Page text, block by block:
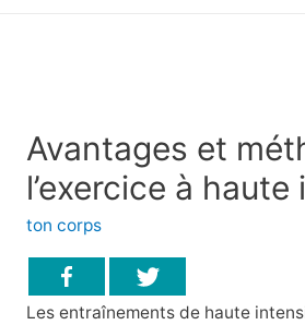
Avantages et
l’exercice à
ton corps
Les entraînements de haute